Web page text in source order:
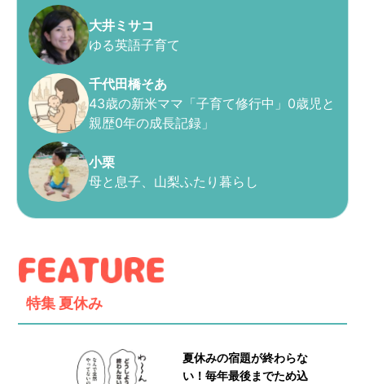
大井ミサコ
ゆる英語子育て
千代田橋そあ
43歳の新米ママ「子育て修行中」0歳児と
親歴0年の成長記録」
小栗
母と息子、山梨ふたり暮らし
特集 夏休み
夏休みの宿題が終わらな
い！毎年最後までため込